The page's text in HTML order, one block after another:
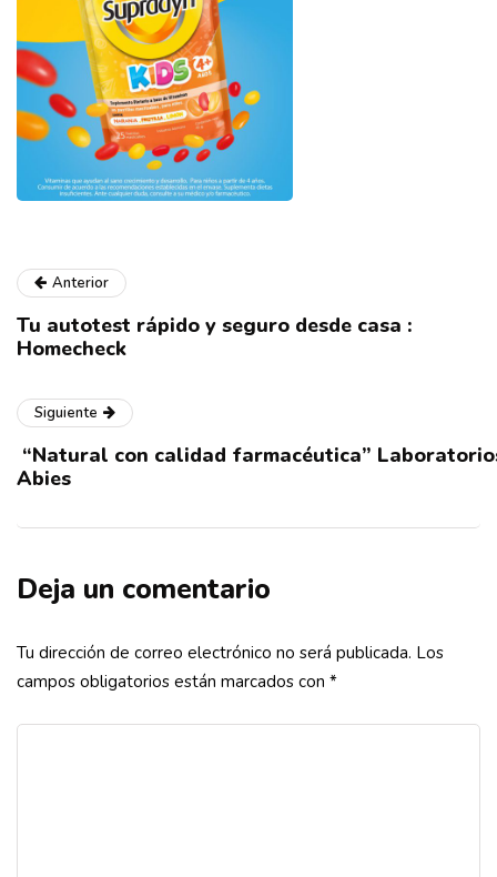
Anterior
Tu autotest rápido y seguro desde casa :
Homecheck
Siguiente
“Natural con calidad farmacéutica”
Abies
Deja un comentario
Tu dirección de correo electrónico no será publicada. Los
campos obligatorios están marcados con *